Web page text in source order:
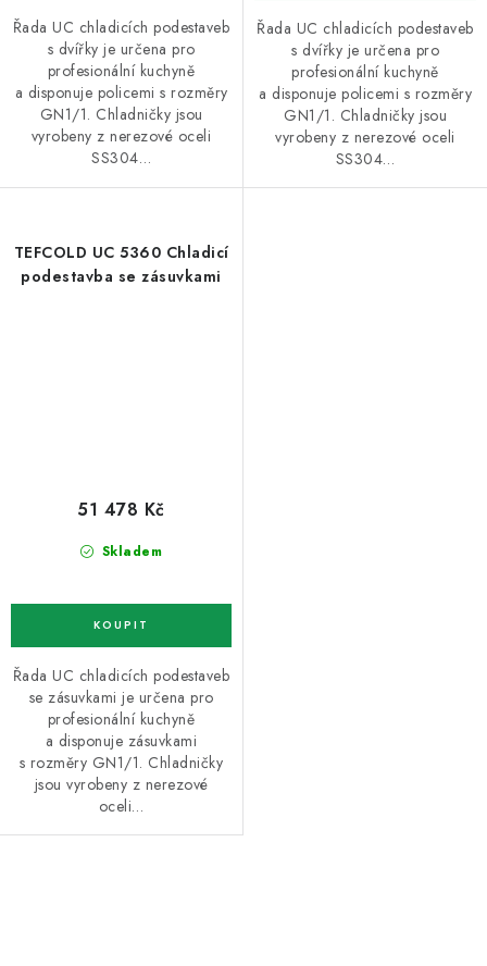
Řada UC chladicích podestaveb
s dvířky je určena pro
profesionální kuchyně
a disponuje policemi s rozměry
GN1/1. Chladničky jsou
vyrobeny z nerezové oceli
SS304…
Řada UC chladicích podestaveb
s dvířky je určena pro
profesionální kuchyně
a disponuje policemi s rozměry
GN1/1. Chladničky jsou
vyrobeny z nerezové oceli
SS304…
TEFCOLD UC 5360 Chladicí
podestavba se zásuvkami
Skladem
51 478 Kč
Řada UC chladicích podestaveb
se zásuvkami je určena pro
profesionální kuchyně
a disponuje zásuvkami
s rozměry GN1/1. Chladničky
jsou vyrobeny z nerezové
oceli…